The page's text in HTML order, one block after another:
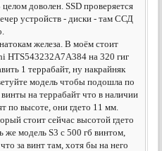
доволен. SSD проверяется
устройств - диски - там ССД
железа. В моём стоит
HTS543232A7A384 на 320 гиг
1 террабайт, ну накрайняк
модель чтобы подошла по
на террабайт что в наличии
по высоте, они гдето 11 мм.
стоит сейчас высотой гдето
же модель S3 с 500 гб винтом,
за винт там, хотя бы на него